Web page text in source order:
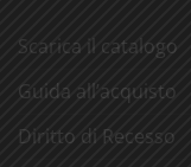
Scarica il catalogo
Guida all’acquisto
Diritto di Recesso